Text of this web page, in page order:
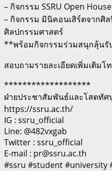
– กิจกรรม SSRU Open
– กิจกรรม มินิคอนเสิร์ตจากศิ
ศิลปกรรมศาสตร์
**พร้อมกิจกรรมร่วมสนุกลุ้นรั
สอบถามรายละเอียดเพิ่มเติมโ
*******************
ฝ่ายประชาสัมพันธ์และโสตทั
https://ssru.ac.th/
IG : ssru_official
Line: @482vxgab
Twitter : ssru_official
E-mail : pr@ssru.ac.th
#ssru #student #university